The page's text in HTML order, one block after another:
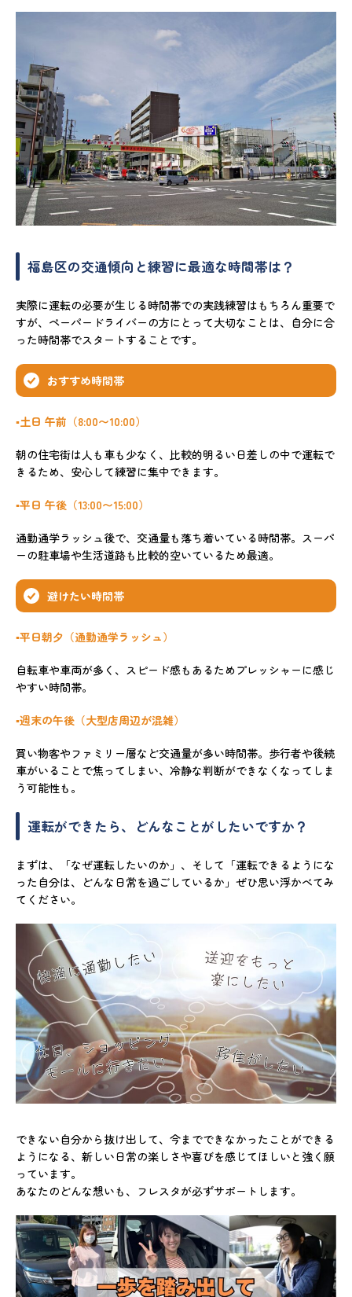
福島区の交通傾向と練習に最適な時間帯は？
実際に運転の必要が生じる時間帯での実践練習はもちろん重要で
すが、ペーパードライバーの方にとって大切なことは、自分に合
った時間帯でスタートすることです。
おすすめ時間帯
▪️土日 午前（8:00〜10:00）
朝の住宅街は人も車も少なく、比較的明るい日差しの中で運転で
きるため、安心して練習に集中できます。
▪️平日 午後（13:00〜15:00）
通勤通学ラッシュ後で、交通量も落ち着いている時間帯。スーパ
ーの駐車場や生活道路も比較的空いているため最適。
避けたい時間帯
▪️平日朝夕（通勤通学ラッシュ）
自転車や車両が多く、スピード感もあるためプレッシャーに感じ
やすい時間帯。
▪️週末の午後（大型店周辺が混雑）
買い物客やファミリー層など交通量が多い時間帯。歩行者や後続
車がいることで焦ってしまい、冷静な判断ができなくなってしま
う可能性も。
運転ができたら、どんなことがしたいですか？
まずは、「なぜ運転したいのか」、そして「運転できるようにな
った自分は、どんな日常を過ごしているか」ぜひ思い浮かべてみ
てください。
できない自分から抜け出して、今までできなかったことができる
ようになる、新しい日常の楽しさや喜びを感じてほしいと強く願
っています。
あなたのどんな想いも、フレスタが必ずサポートします。